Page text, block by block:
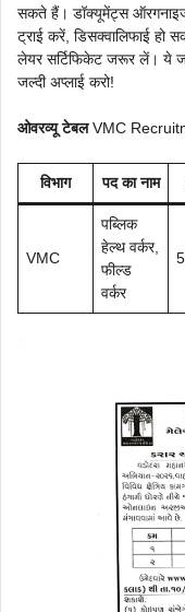
सकते हैं। डॉक्यूमेंट्स
ट्राई करें, डिसक्वालिफाई हो
लेयर सर्टिफिकेट जरूर लें। ये
जल्दी अप्लाई करो!
ओवरव्यू टेबलVMC
विभाग पद का नाम
VMC
पब्लिक
हेल्थ वर्कर,
फील्ड
वर्कर